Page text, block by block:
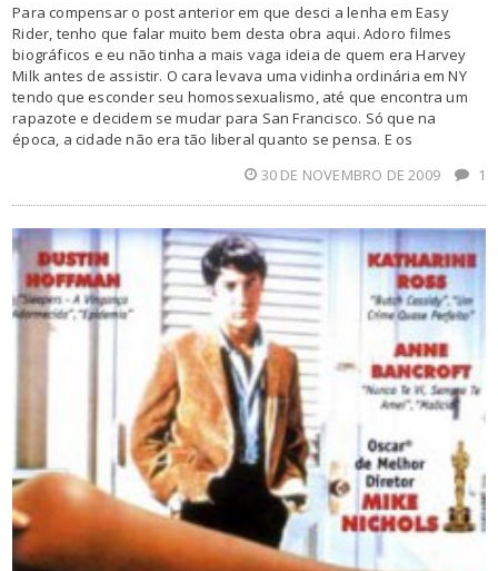
Para compensar o post anterior em que desci a lenha em Easy
Rider, tenho que falar muito bem desta obra aqui. Adoro filmes
biográficos e eu não tinha a mais vaga ideia de quem era Harvey
Milk antes de assistir. O cara levava uma vidinha ordinária em NY
tendo que esconder seu homossexualismo, até que encontra um
rapazote e decidem se mudar para San Francisco. Só que na
época, a cidade não era tão liberal quanto se pensa. E os
30 DE NOVEMBRO DE 2009
1